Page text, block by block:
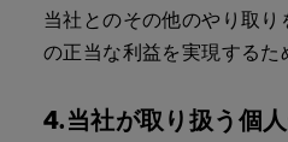
当社とのその他のやり取
の正当な利益を実現するた
4.当社が取り扱う個